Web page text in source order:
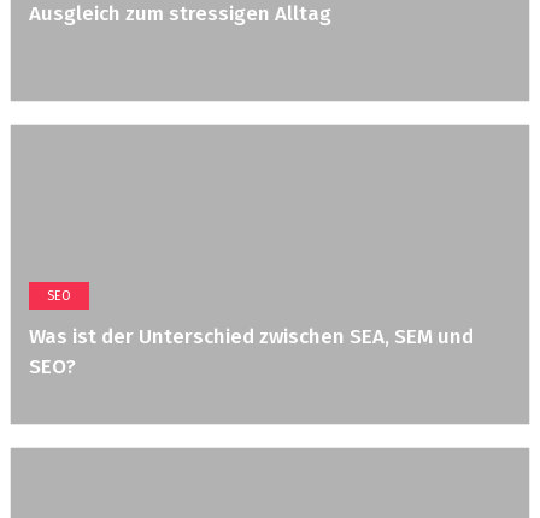
Ausgleich zum stressigen Alltag
SEO
Was ist der Unterschied zwischen SEA, SEM und
SEO?